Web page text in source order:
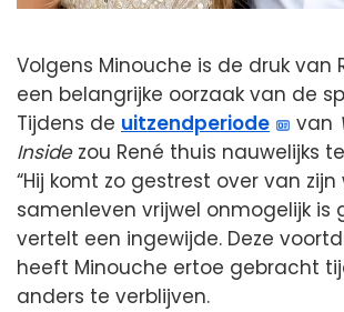
Volgens Minouche is de druk van
een belangrijke oorzaak van de
Tijdens de uitzendperiode van
Insidezou René thuis nauwelijks
“Hij komt zo gestrest over van
samenleven vrijwel onmogelijk is
vertelt een ingewijde. Deze
heeft Minouche ertoe gebracht
anders te verblijven.